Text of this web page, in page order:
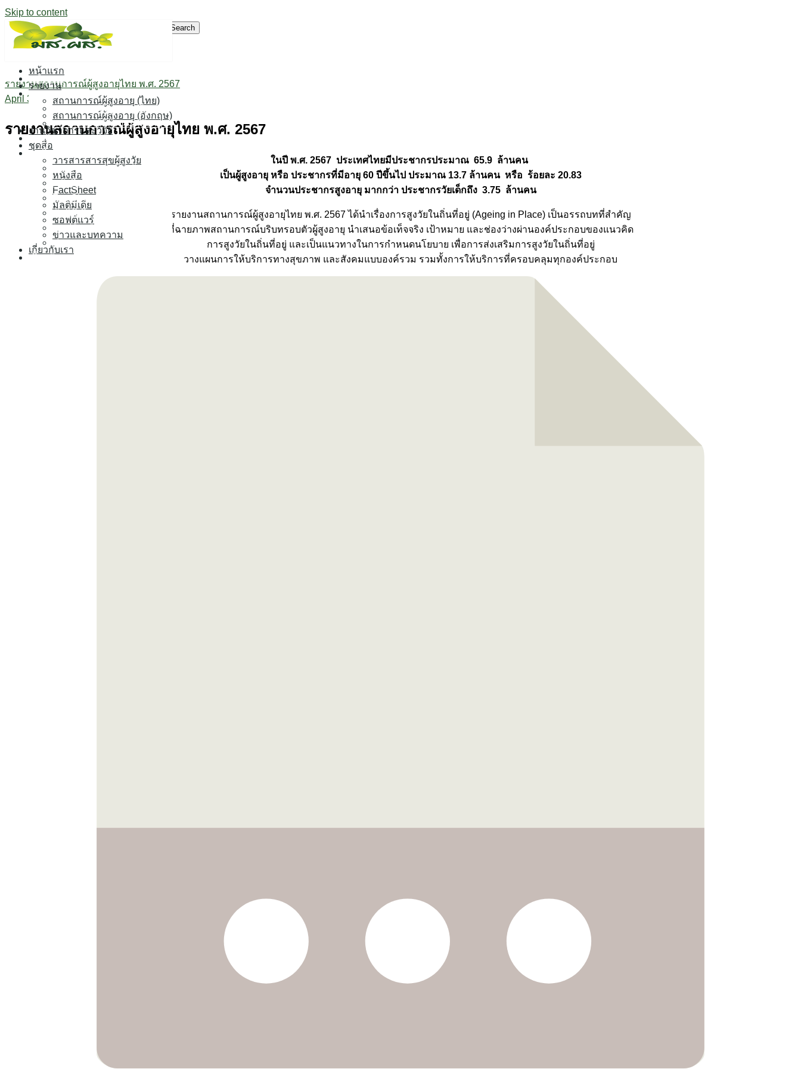
Skip to content
หน้าแรก
รายงาน
สถานการณ์ผู้สูงอายุ (ไทย)
สถานการณ์ผู้สูงอายุ (อังกฤษ)
งานวิชาการและวิจัย
ชุดสื่อ
วารสารสารสุขผู้สูงวัย
หนังสือ
FactSheet
มัลติมีเดีย
ซอฟต์แวร์
ข่าวและบทความ
เกี่ยวกับเรา
หน้าแรก
รายงาน
สถานการณ์ผู้สูงอายุ (ไทย)
สถานการณ์ผู้สูงอายุ (อังกฤษ)
งานวิชาการและวิจัย
ชุดสื่อ
วารสารสารสุขผู้สูงวัย
หนังสือ
FactSheet
มัลติมีเดีย
ซอฟต์แวร์
ข่าวและบทความ
เกี่ยวกับเรา
Search for:
รายงานสถานการณ์ผู้สูงอายุไทย พ.ศ. 2567
April 30, 2026
รายงานสถานการณ์ผู้สูงอายุไทย พ.ศ. 2567
ในปี พ.ศ. 2567 ประเทศไทยมีประชากรประมาณ 65.9 ล้านคน
เป็นผู้สูงอายุ หรือ ประชากรที่มีอายุ 60 ปีขึ้นไป ประมาณ 13.7 ล้านคน หรือ ร้อยละ 20.83
จำนวนประชากรสูงอายุ มากกว่า ประชากรวัยเด็กถึง 3.75 ล้านคน
รายงานสถานการณ์ผู้สูงอายุไทย พ.ศ. 2567 ได้นำเรื่องการสูงวัยในถิ่นที่อยู่ (Ageing in Place) เป็นอรรถบทที่สำคัญ
ที่ฉายภาพสถานการณ์บริบทรอบตัวผู้สูงอายุ นำเสนอข้อเท็จจริง เป้าหมาย และช่องว่างผ่านองค์ประกอบของแนวคิด
การสูงวัยในถิ่นที่อยู่ และเป็นแนวทางในการกำหนดนโยบาย เพื่อการส่งเสริมการสูงวัยในถิ่นที่อยู่
วางแผนการให้บริการทางสุขภาพ และสังคมแบบองค์รวม รวมทั้งการให้บริการที่ครอบคลุมทุกองค์ประกอบ